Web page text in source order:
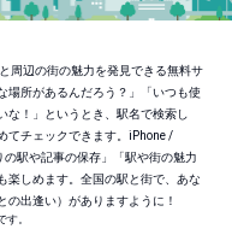
周辺の街の魅力を発見できる無料サ
場所があるんだろう？」「いつも使
な！」というとき、駅名で検索し
てチェックできます。iPhone /
駅や記事の保存」「駅や街の魅力
楽しめます。全国の駅と街で、あな
出逢い）がありますように！
す。